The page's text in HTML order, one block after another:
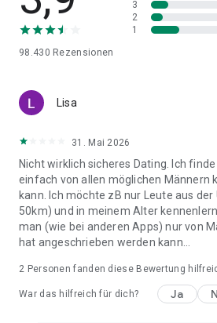
Durcheinander mancher Plattformen
erster Stelle.
sicher fühlt, offen sein kann und mit
Liebe und einer ernsthaften Bindung
mit Menschen, die deinen Glauben und
98.430 Rezensionen
3
2
1
Lisa
31. Mai 2026
Nicht wirklich sicheres Dating. Ich
einfach von allen möglichen Männern
kann. Ich möchte zB nur Leute aus der
50km) und in meinem Alter
man (wie bei anderen Apps) nur von
hat angeschrieben werden kann...
2 Personen fanden diese Bewertung
War das hilfreich für dich? Ja